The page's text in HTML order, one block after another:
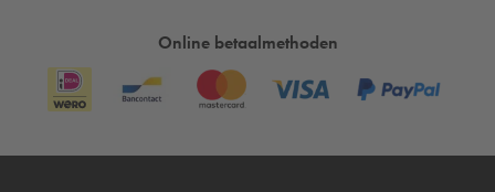
Online betaalmethoden